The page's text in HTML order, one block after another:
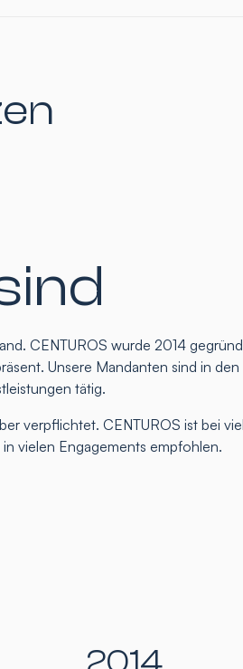
CENTUROS wurde 2014
Unsere Mandanten sind in den
tätig.
verpflichtet. CENTUROS ist bei
vielen Engagements empfohlen.